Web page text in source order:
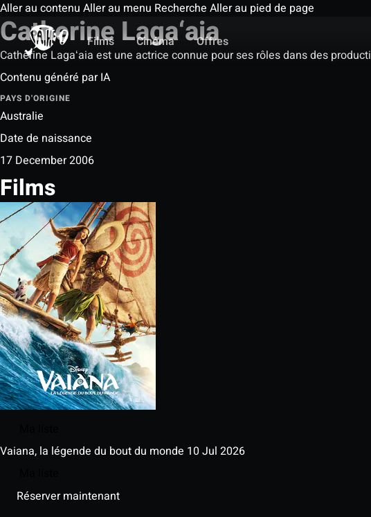
Aller au contenu Aller au menu Recherche Aller au pied de page
Films
Cinéma Offres
Catherine Laga‘aia
Catherine Lagaʻaia est une actrice connue pour ses rôles dans des
Contenu généré par IA
PAYS D'ORIGINE
Australie
Date de naissance
17 December 2006
Films
Vaiana, la légende du bout du monde 10 Jul 2026
Réserver maintenant